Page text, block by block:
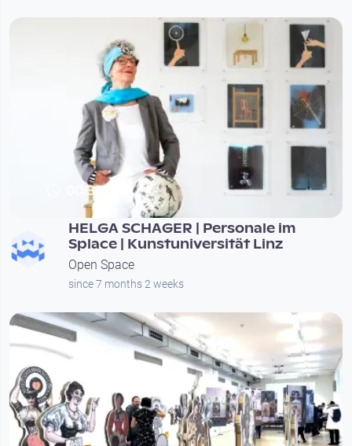
00:39:37
HELGA SCHAGER | Personale im
Splace | Kunstuniversität Linz
Open Space
since 7 months 2 weeks